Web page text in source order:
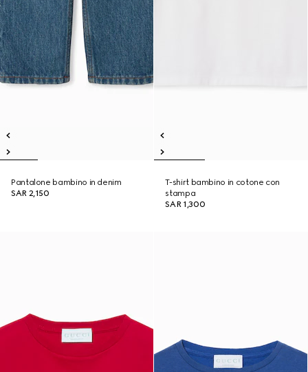
Pantalone bambino in denim
SAR 2,150
T-shirt bambino in cotone con
stampa
SAR 1,300